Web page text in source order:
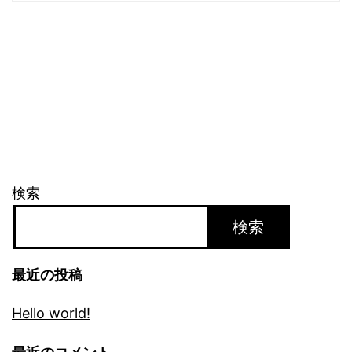
検索
検索
最近の投稿
Hello world!